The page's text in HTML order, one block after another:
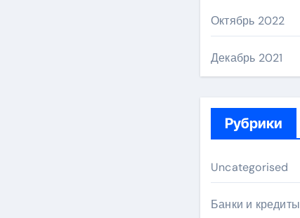
Октябрь 2022
Декабрь 2021
Рубрики
Uncategorised
Банки и кредиты